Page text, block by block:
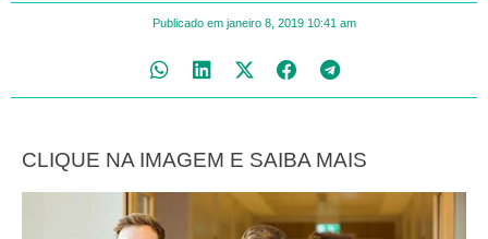
Publicado em janeiro 8, 2019 10:41 am
CLIQUE NA IMAGEM E SAIBA MAIS